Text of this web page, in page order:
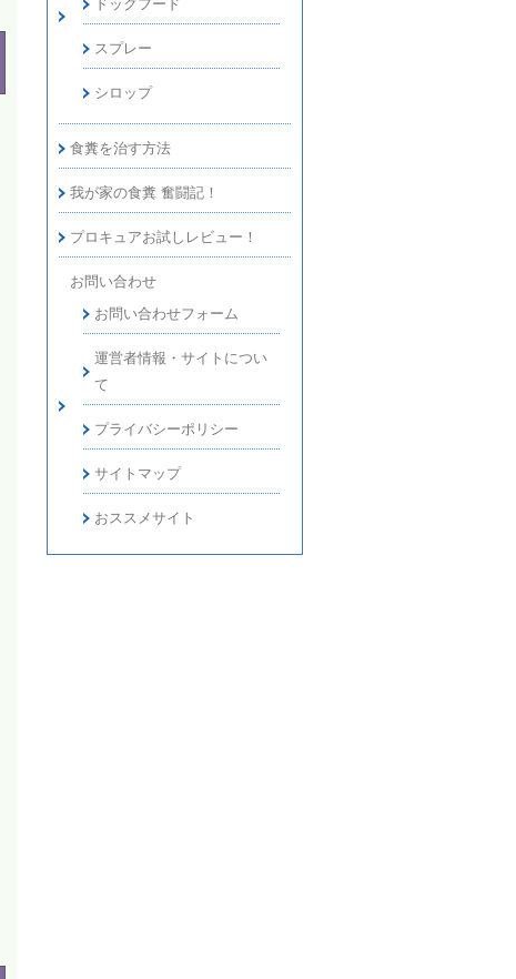
ドッグフード
スプレー
シロップ
食糞を治す方法
我が家の食糞 奮闘記！
プロキュアお試しレビュー！
お問い合わせ
お問い合わせフォーム
運営者情報・サイトについ
て
プライバシーポリシー
サイトマップ
おススメサイト